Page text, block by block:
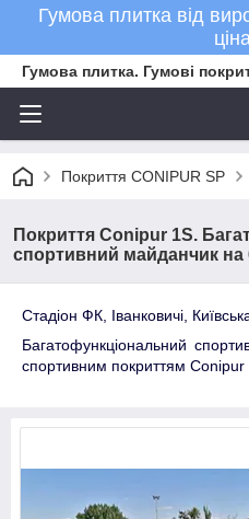
Гумова плитка від
Гумова плитка. Гумові
Покриття CONIPUR SP
Покриття Conipur 1S.
спортивний майданчик на
Стадіон ФК, Іванковичі,
Багатофункціональний
спортивним покриттям Conipur